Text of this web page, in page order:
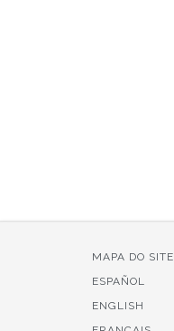
MAPA DO SITE
ESPAÑOL
ENGLISH